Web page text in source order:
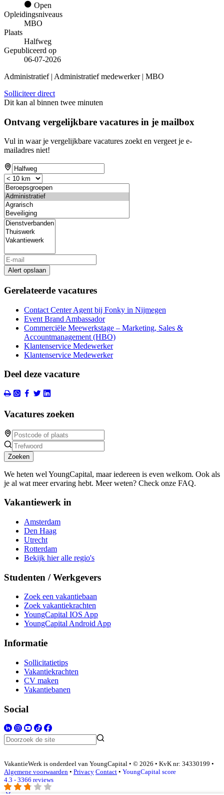
Open
Opleidingsniveaus
MBO
Plaats
Halfweg
Gepubliceerd op
06-07-2026
Administratief | Administratief medewerker | MBO
Solliciteer direct
Dit kan al binnen twee minuten
Ontvang vergelijkbare vacatures in je mailbox
Vul in waar je vergelijkbare vacatures zoekt en vergeet je e-
mailadres niet!
Alert opslaan
Gerelateerde vacatures
Contact Center Agent bij Fonky in Nijmegen
Event Brand Ambassador
Commerciële Meewerkstage – Marketing, Sales &
Accountmanagement (HBO)
Klantenservice Medewerker
Klantenservice Medewerker
Deel deze vacature
Vacatures zoeken
Zoeken
We heten wel YoungCapital, maar iedereen is even welkom. Ook als
je al wat meer ervaring hebt. Meer weten? Check onze FAQ.
Vakantiewerk in
Amsterdam
Den Haag
Utrecht
Rotterdam
Bekijk hier alle regio's
Studenten / Werkgevers
Zoek een vakantiebaan
Zoek vakantiekrachten
YoungCapital IOS App
YoungCapital Android App
Informatie
Sollicitatietips
Vakantiekrachten
CV maken
Vakantiebanen
Social
VakantieWerk is onderdeel van YoungCapital • © 2026 • KvK nr: 34330199 •
Algemene voorwaarden • Privacy Contact • YoungCapital score
4.3 - 3366 reviews